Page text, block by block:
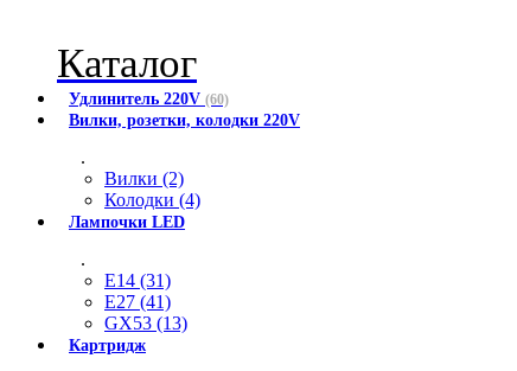
Каталог
Удлинитель 220V (60)
Вилки, розетки, колодки 220V
.
Вилки (2)
Колодки (4)
Лампочки LED
.
E14 (31)
E27 (41)
GX53 (13)
Картридж